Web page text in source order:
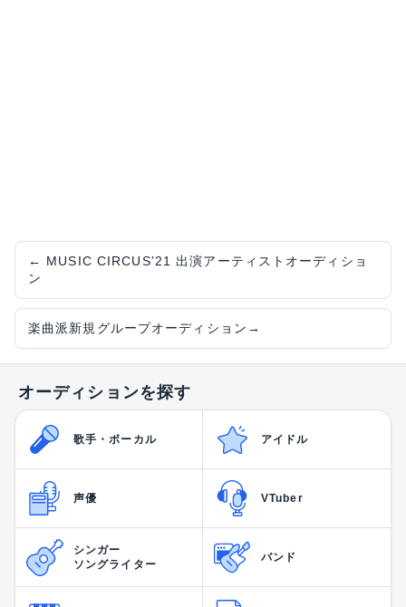
← MUSIC CIRCUS’21 出演アーティストオーディショ
ン
楽曲派新規グループオーディション →
オーディションを探す
歌手・ボーカル アイドル
声優 VTuber
シンガー
ソングライター
バンド